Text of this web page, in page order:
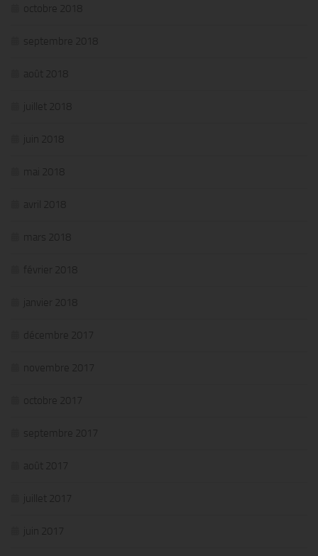
octobre 2018
septembre 2018
août 2018
juillet 2018
juin 2018
mai 2018
avril 2018
mars 2018
février 2018
janvier 2018
décembre 2017
novembre 2017
octobre 2017
septembre 2017
août 2017
juillet 2017
juin 2017